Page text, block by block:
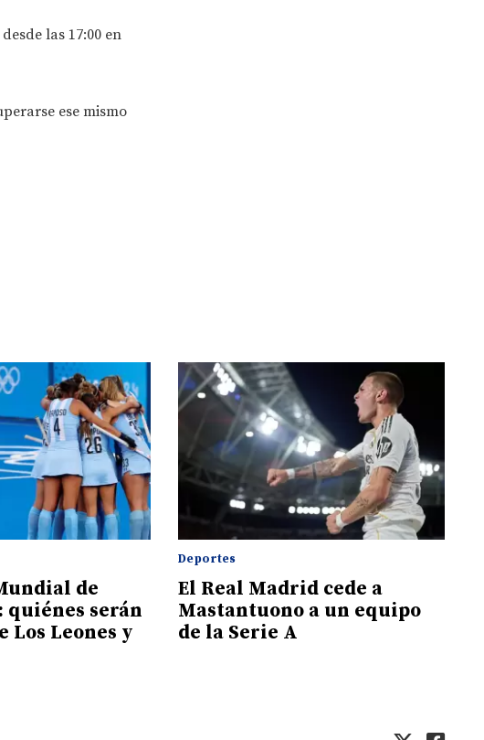
las 17:00 en
ese mismo
de
quiénes serán
Los Leones y
Deportes
El Real Madrid cede a
Mastantuono a un equipo
de la Serie A